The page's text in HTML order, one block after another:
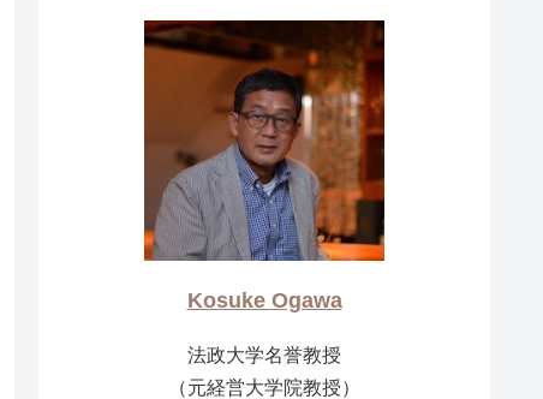
Kosuke Ogawa
法政大学名誉教授
（元経営大学院教授）